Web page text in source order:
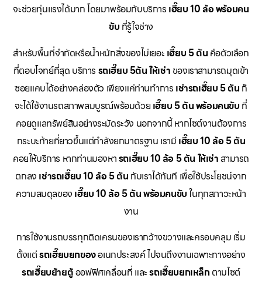
จะช่วยทุ่นแรงได้มาก โดยมาพร้อมกับบริการ เฮี๊ยบ 10 ล้อ พร้อมคน
ขับ ที่รู้ใจช่าง
สำหรับพื้นที่จำกัดหรือน้ำหนักสิ่งของไม่เยอะ เฮี๊ยบ 5 ตัน คือตัวเลือก
ที่ตอบโจทย์ที่สุด บริการ รถเฮี๊ยบ 5ตัน ให้เช่า ของเราสามารถมุดเข้า
ซอยแคบได้อย่างคล่องตัว เพียงแค่ท่านทำการ เช่ารถเฮี๊ยบ 5 ตัน ก็
จะได้ใช้งานรถสภาพสมบูรณ์พร้อมด้วย เฮี๊ยบ 5 ตัน พร้อมคนขับ ที่
คอยดูแลทรัพย์สินอย่างระมัดระวัง นอกจากนี้ หากไซต์งานต้องการ
กระบะท้ายที่ยาวขึ้นแต่กำลังยกมาตรฐาน เรามี เฮี๊ยบ 10 ล้อ 5 ตัน
คอยให้บริการ หากท่านมองหารถเฮี๊ยบ 10 ล้อ 5 ตัน ให้เช่า สามารถ
ตกลง เช่ารถเฮี๊ยบ 10 ล้อ 5 ตัน กับเราได้ทันที เพื่อใช้ประโยชน์จาก
ความสมดุลของ เฮี๊ยบ 10 ล้อ 5 ตัน พร้อมคนขับในทุกสภาวะหน้า
งาน
การใช้งานรถบรรทุกติดเครนของเรากว้างขวางและครอบคลุม เริ่ม
ตั้งแต่รถเฮี๊ยบยกของอเนกประสงค์ ไปจนถึงงานเฉพาะทางอย่าง
รถเฮี๊ยบย้ายตู้ออฟฟิศเคลื่อนที่ และรถเฮี๊ยบยกเหล็กตามไซต์